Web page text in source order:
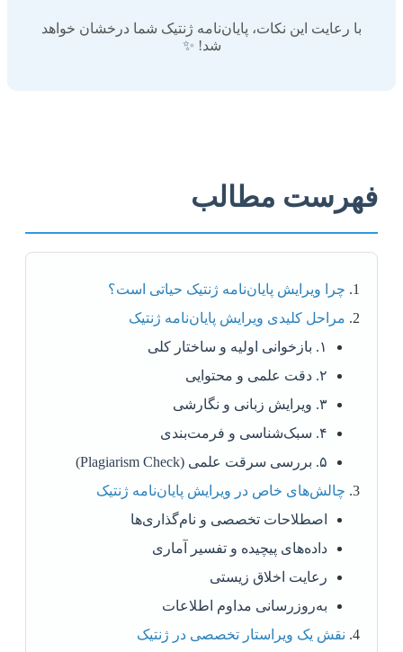
با رعایت این نکات، پایان‌نامه ژنتیک شما درخشان خواهد
شد! ✨
فهرست مطالب
چرا ویرایش پایان‌نامه ژنتیک حیاتی است؟
مراحل کلیدی ویرایش پایان‌نامه ژنتیک
۱. بازخوانی اولیه و ساختار کلی
۲. دقت علمی و محتوایی
۳. ویرایش زبانی و نگارشی
۴. سبک‌شناسی و فرمت‌بندی
۵. بررسی سرقت علمی (Plagiarism Check)
چالش‌های خاص در ویرایش پایان‌نامه ژنتیک
اصطلاحات تخصصی و نام‌گذاری‌ها
داده‌های پیچیده و تفسیر آماری
رعایت اخلاق زیستی
به‌روزرسانی مداوم اطلاعات
نقش یک ویراستار تخصصی در ژنتیک